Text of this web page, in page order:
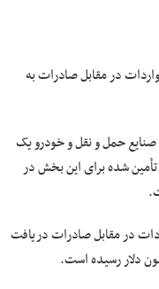
در مقابل صادرات به
صنایع حمل و نقل و خودرو یک
و ۳۹۷ میلیون دلار ارز نیمایی تأمین شده برای این بخش در
میلیارد و ۳۸۶ میلیون دلار ارز واردات در مقابل صادرات دریافت